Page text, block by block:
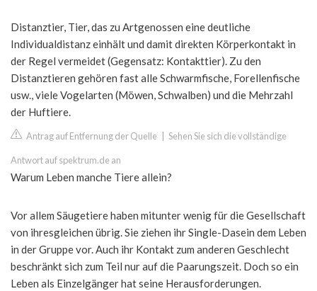
Distanztier, Tier, das zu Artgenossen eine deutliche
Individualdistanz einhält und damit direkten Körperkontakt in
der Regel vermeidet (Gegensatz: Kontakttier). Zu den
Distanztieren gehören fast alle Schwarmfische, Forellenfische
usw., viele Vogelarten (Möwen, Schwalben) und die Mehrzahl
der Huftiere.
Antrag auf Entfernung der Quelle Sehen Sie sich die vollständige
Antwort auf spektrum.de an
Warum Leben manche Tiere allein?
Vor allem Säugetiere haben mitunter wenig für die Gesellschaft
von ihresgleichen übrig. Sie ziehen ihr Single-Dasein dem Leben
in der Gruppe vor. Auch ihr Kontakt zum anderen Geschlecht
beschränkt sich zum Teil nur auf die Paarungszeit. Doch so ein
Leben als Einzelgänger hat seine Herausforderungen.